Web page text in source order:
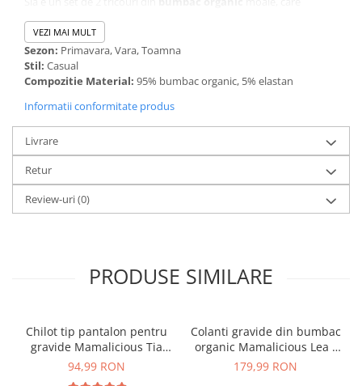
pe toată perioada sarcinii iar croiul parte peste parte facilitează
alăptarea. Vine pe culorile alb și negru, pentru a fi ușor de asortat
cu aproape orice ținută.
VEZI MAI MULT
Sezon: Primavara, Vara, Toamna
Stil: Casual
Compozitie Material: 95% bumbac organic, 5% elastan
Informatii conformitate produs
Livrare
Retur
Review-uri(0)
PRODUSE SIMILARE
Chilot tip pantalon pentru
gravide Mamalicious Tia
crem
94,99 RON
Colanti gravide din bumbac
organic Mamalicious Lea -
set 2 bucati
179,99 RON